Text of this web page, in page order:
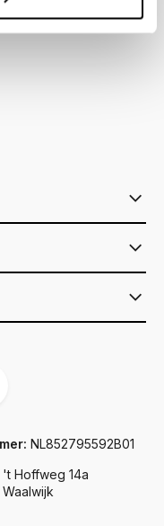
Hoffweg 14a
NL852795592B01